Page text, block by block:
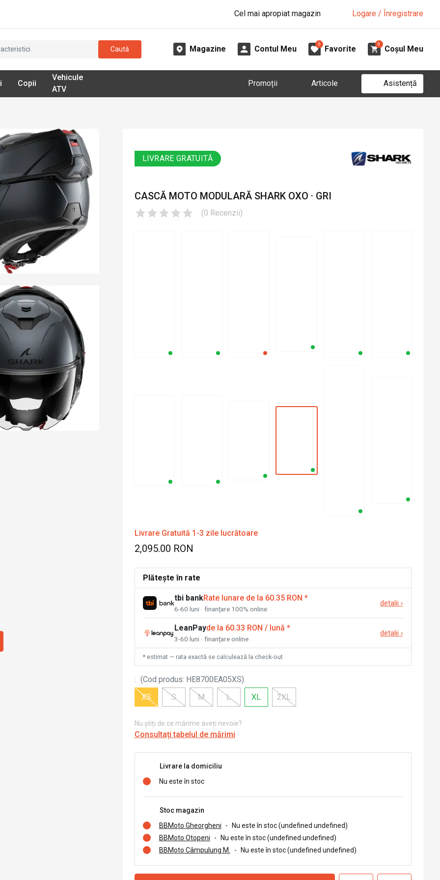
Cel mai apropiat magazin Logare / Înregistrare
Caută Magazine Contul Meu
0
Favorite
0
Coșul Meu
Copii
Vehicule
ATV
Promoții Articole Asistență
LIVRARE GRATUITĂ
CASCĂ MOTO MODULARĂ SHARK OXO · GRI
(0 Recenzii)
Livrare Gratuită 1-3 zile lucrătoare
2,095.00 RON
Plătește în rate
tbi bankRate lunare de la 60.35 RON *
6-60 luni · finanțare 100% online
detalii ›
LeanPayde la 60.33 RON / lună *
3-60 luni · finanțare online
detalii ›
* estimat — rata exactă se calculează la check-out
: (Cod produs: HE8700EA05XS)
XS
S M L XL 2XL
Nu știți de ce mărime aveți nevoie?
Consultați tabelul de mărimi
Livrare la domiciliu
Nu este în stoc
Stoc magazin
BBMoto Gheorgheni
-
Nu este în stoc (undefined undefined)
BBMoto Otopeni
-
Nu este în stoc (undefined undefined)
BBMoto Câmpulung M.
- Nu este în stoc (undefined undefined)